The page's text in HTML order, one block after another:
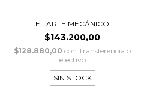
EL ARTE MECÁNICO
$143.200,00
$128.880,00 con Transferencia o
efectivo
SIN STOCK